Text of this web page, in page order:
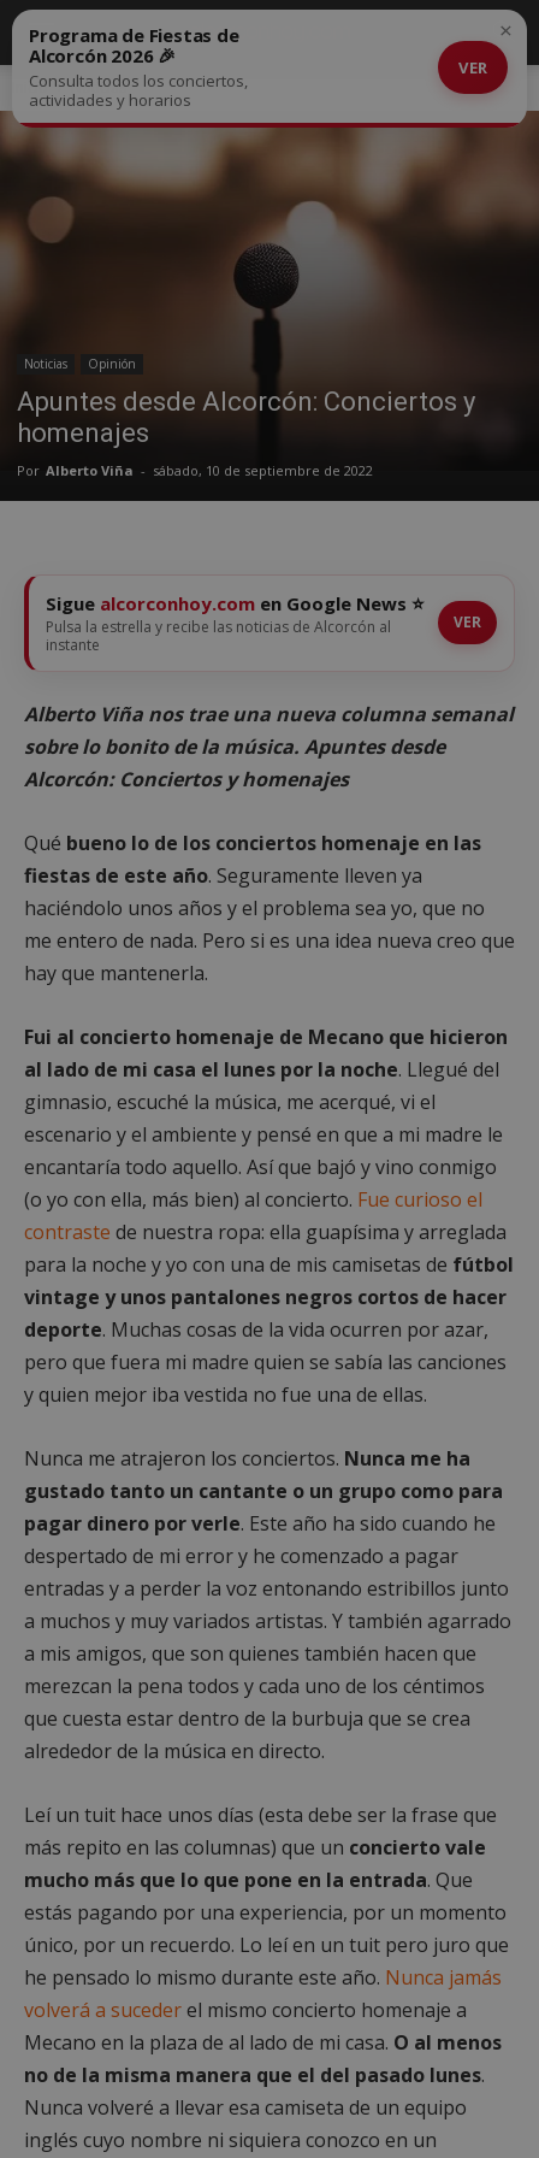
Inicio Noticias
Noticias Opinión
Apuntes desde Alcorcón: Conciertos y
homenajes
Por Alberto Viña - sábado, 10 de septiembre de 2022
Programa de Fiestas de
Alcorcón 2026 🎉
Consulta todos los conciertos,
actividades y horarios
VER
×
Sigue alcorconhoy.com en Google News ⭐
Pulsa la estrella y recibe las noticias de Alcorcón al
instante
VER
Alberto Viña nos trae una nueva columna semanal
sobre lo bonito de la música. Apuntes desde
Alcorcón: Conciertos y homenajes
Qué bueno lo de los conciertos homenaje en las
fiestas de este año. Seguramente lleven ya
haciéndolo unos años y el problema sea yo, que no
me entero de nada. Pero si es una idea nueva creo que
hay que mantenerla.
Fui al concierto homenaje de Mecano que hicieron
al lado de mi casa el lunes por la noche. Llegué del
gimnasio, escuché la música, me acerqué, vi el
escenario y el ambiente y pensé en que a mi madre le
encantaría todo aquello. Así que bajó y vino conmigo
(o yo con ella, más bien) al concierto. Fue curioso el
contraste de nuestra ropa: ella guapísima y arreglada
para la noche y yo con una de mis camisetas de fútbol
vintage y unos pantalones negros cortos de hacer
deporte. Muchas cosas de la vida ocurren por azar,
pero que fuera mi madre quien se sabía las canciones
y quien mejor iba vestida no fue una de ellas.
Nunca me atrajeron los conciertos. Nunca me ha
gustado tanto un cantante o un grupo como para
pagar dinero por verle. Este año ha sido cuando he
despertado de mi error y he comenzado a pagar
entradas y a perder la voz entonando estribillos junto
a muchos y muy variados artistas. Y también agarrado
a mis amigos, que son quienes también hacen que
merezcan la pena todos y cada uno de los céntimos
que cuesta estar dentro de la burbuja que se crea
alrededor de la música en directo.
Leí un tuit hace unos días (esta debe ser la frase que
más repito en las columnas) que un concierto vale
mucho más que lo que pone en la entrada. Que
estás pagando por una experiencia, por un momento
único, por un recuerdo. Lo leí en un tuit pero juro que
he pensado lo mismo durante este año. Nunca jamás
volverá a sucederel mismo concierto homenaje a
Mecano en la plaza de al lado de mi casa. O al menos
no de la misma manera que el del pasado lunes.
Nunca volveré a llevar esa camiseta de un equipo
inglés cuyo nombre ni siquiera conozco en un